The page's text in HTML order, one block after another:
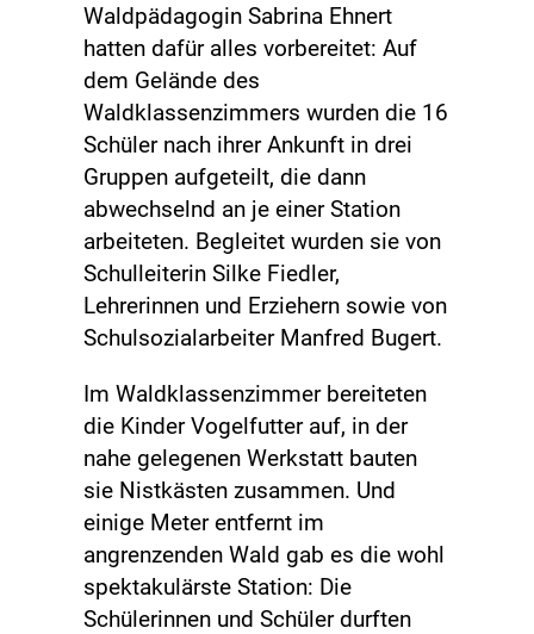
Waldpädagogin Sabrina Ehnert
hatten dafür alles vorbereitet: Auf
dem Gelände des
Waldklassenzimmers wurden die 16
Schüler nach ihrer Ankunft in drei
Gruppen aufgeteilt, die dann
abwechselnd an je einer Station
arbeiteten. Begleitet wurden sie von
Schulleiterin Silke Fiedler,
Lehrerinnen und Erziehern sowie von
Schulsozialarbeiter Manfred Bugert.
Im Waldklassenzimmer bereiteten
die Kinder Vogelfutter auf, in der
nahe gelegenen Werkstatt bauten
sie Nistkästen zusammen. Und
einige Meter entfernt im
angrenzenden Wald gab es die wohl
spektakulärste Station: Die
Schülerinnen und Schüler durften